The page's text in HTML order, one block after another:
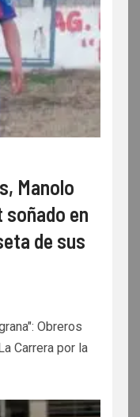
Manolo
soñado en
de sus
Obreros
Carrera por la